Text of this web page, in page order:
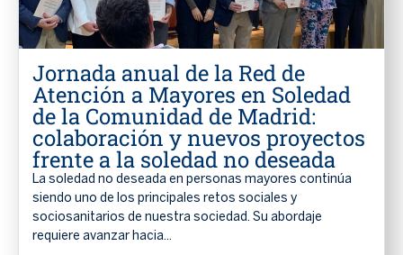
Jornada anual de la Red de
Atención a Mayores en Soledad
de la Comunidad de Madrid:
colaboración y nuevos proyectos
frente a la soledad no deseada
La soledad no deseada en personas mayores continúa
siendo uno de los principales retos sociales y
sociosanitarios de nuestra sociedad. Su abordaje
requiere avanzar hacia...